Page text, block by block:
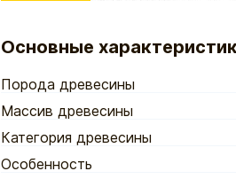
Основные
Порода древесины
Массив древесины
Категория древесины
Особенность